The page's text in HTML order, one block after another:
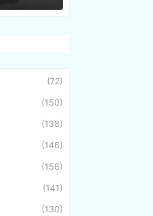
(72)
(150)
(138)
(146)
(156)
(141)
(130)